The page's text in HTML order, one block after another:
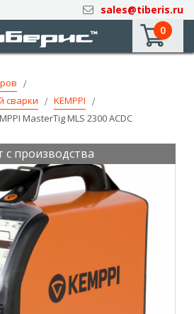
sales@tiberis.ru
0
сварки
KEMPPI
MasterTig MLS 2300 ACDC
с производства